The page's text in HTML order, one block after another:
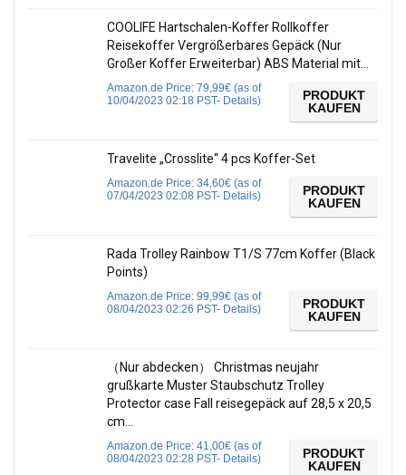
COOLIFE Hartschalen-Koffer Rollkoffer
Reisekoffer Vergrößerbares Gepäck (Nur
Großer Koffer Erweiterbar) ABS Material mit…
Amazon.de Price: 79,99€ (as of
10/04/2023 02:18 PST- Details)
PRODUKT
KAUFEN
Travelite „Crosslite“ 4 pcs Koffer-Set
Amazon.de Price: 34,60€ (as of
07/04/2023 02:08 PST- Details)
PRODUKT
KAUFEN
Rada Trolley Rainbow T1/S 77cm Koffer (Black
Points)
Amazon.de Price: 99,99€ (as of
08/04/2023 02:26 PST- Details)
PRODUKT
KAUFEN
（Nur abdecken） Christmas neujahr
grußkarte Muster Staubschutz Trolley
Protector case Fall reisegepäck auf 28,5 x 20,5
cm…
Amazon.de Price: 41,00€ (as of
08/04/2023 02:28 PST- Details)
PRODUKT
KAUFEN